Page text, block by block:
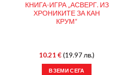
КНИГА-ИГРА „АСВЕРГ. ИЗ
ХРОНИКИТЕ ЗА КАН
КРУМ“
10.21 €(19.97 лв.)
ВЗЕМИ СЕГА